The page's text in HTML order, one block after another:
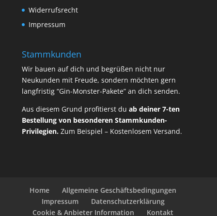
Widerrufsrecht
Impressum
Stammkunden
Wir bauen auf dich und begrüßen nicht nur
Neukunden mit Freude, sondern möchten gern
langfristig “Gin-Monster-Pakete” an dich senden.
Aus diesem Grund profitierst du ab deiner 7-ten
Bestellung von besonderen Stammkunden-
Privilegien. Zum Beispiel – Kostenlosem Versand.
Home
Allgemeine Geschäftsbedingungen
Impressum
Datenschutzerklärung
Cookie & Anbieter Information
Kontakt